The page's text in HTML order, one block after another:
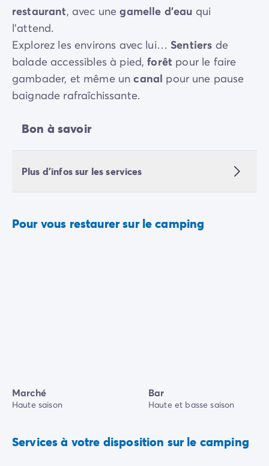
restaurant, avec unegamelle d’eau qui
l’attend.
Explorez les environs avec lui… Sentiers de
balade accessibles à pied,forêt pour le faire
gambader, et même uncanal pour une pause
baignade rafraîchissante.
Bon à savoir
Plus d'infos sur les services
Pour vous restaurer sur le camping
Marché
Haute saison
Bar
Haute et basse saison
Services à votre disposition sur le camping